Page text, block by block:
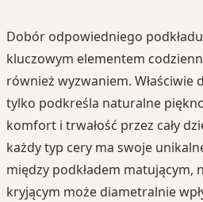
Dobór odpowiedniego
kluczowym elementem
również wyzwaniem.
tylko podkreśla naturalne
komfort i trwałość przez cały
każdy typ cery ma swoje
między podkładem matującym,
kryjącym może diametralnie